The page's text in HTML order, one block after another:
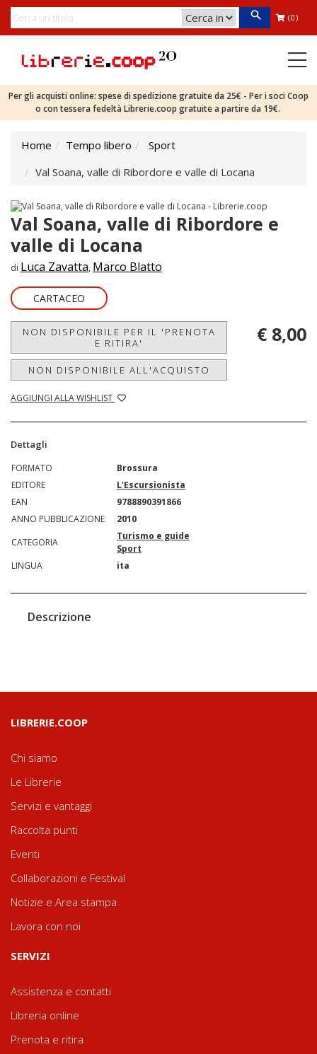
(0)
Per gli acquisti online: spese di spedizione gratuite da 25€ - Per i soci Coop
o con tessera fedeltà Librerie.coop gratuite a partire da 19€.
Home Tempo libero
Sport
Val Soana, valle di Ribordore e valle di Locana
Val Soana, valle di Ribordore e
valle di Locana
di Luca Zavatta, Marco Blatto
CARTACEO
NON DISPONIBILE PER IL 'PRENOTA
E RITIRA'
NON DISPONIBILE ALL'ACQUISTO
AGGIUNGI ALLA WISHLIST
€ 8,00
Dettagli
FORMATO
Brossura
EDITORE
L'Escursionista
EAN
9788890391866
ANNO PUBBLICAZIONE
2010
CATEGORIA
Turismo e guide
Sport
LINGUA
ita
Descrizione
LIBRERIE.COOP
Chi siamo
Le Librerie
Servizi e vantaggi
Raccolta punti
Eventi
Collaborazioni e Festival
Notizie e Area stampa
Lavora con noi
SERVIZI
Assistenza e contatti
Libreria online
Prenota e ritira